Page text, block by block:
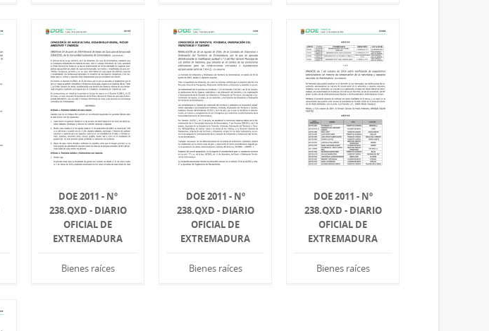
DOE 2011 - Nº
238.QXD - DIARIO
OFICIAL DE
EXTREMADURA
Bienes raíces
DOE 2011 - Nº
238.QXD - DIARIO
OFICIAL DE
EXTREMADURA
Bienes raíces
DOE 2011 - Nº
238.QXD - DIARIO
OFICIAL DE
EXTREMADURA
Bienes raíces